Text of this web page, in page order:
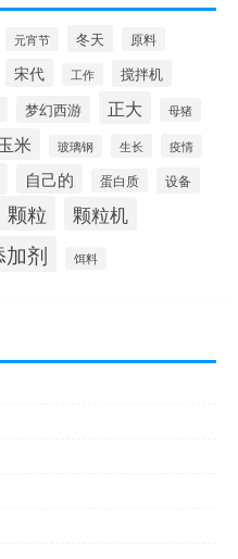
元宵节 冬天 原料
宋代 工作 搅拌机
梦幻西游 正大 母猪
米 玻璃钢 生长 疫情
自己的 蛋白质 设备
颗粒 颗粒机
加剂 饵料